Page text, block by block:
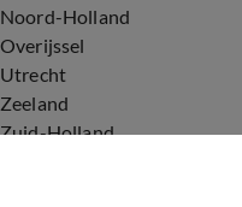
Noord-Holland
Overijssel
Utrecht
Zeeland
Zuid-Holland